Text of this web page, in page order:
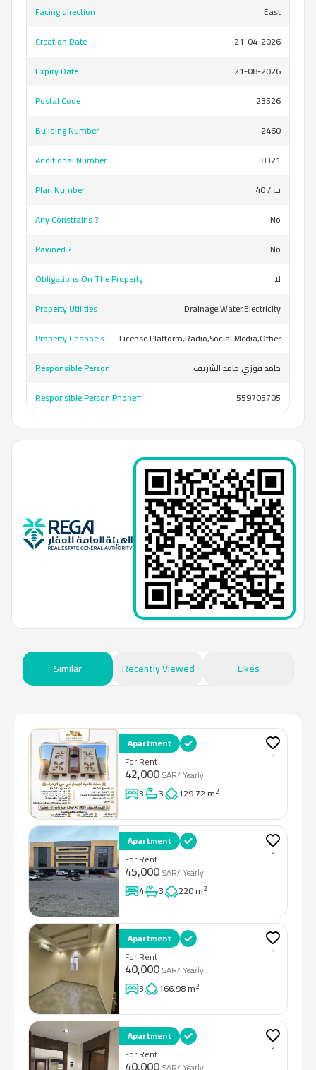
Facing direction
East
Creation Date
21-04-2026
Expiry Date
21-08-2026
Postal Code
23526
Building Number
2460
Additional Number
8321
Plan Number
40 / ب
Any Constrains ?
No
Pawned ?
No
Obligations On The Property
لا
Property Utilities
Drainage,Water,Electricity
Property Channels
License Platform,Radio,Social Media,Other
Responsible Person
حامد فوزي حامد الشريف
Responsible Person Phone#
559705705
Similar Recently Viewed Likes
Apartment
For Rent
42,000SAR/ Yearly
3
3 129.72 m2
1
Apartment
For Rent
45,000SAR/ Yearly
4
3 220 m2
1
Apartment
For Rent
40,000SAR/ Yearly
3
166.98 m2
1
Apartment
For Rent
1